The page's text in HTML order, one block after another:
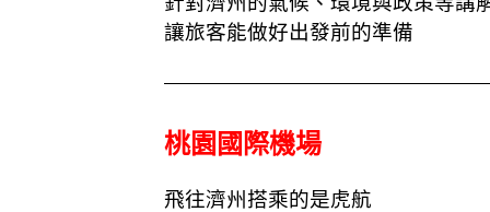
讓旅客能做好出發前的準備
桃園國際機場
飛往濟州搭乘的是虎航